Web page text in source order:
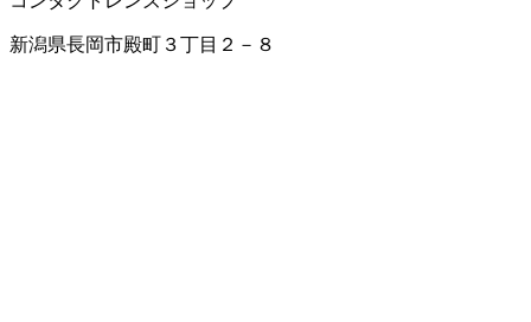
新潟県長岡市殿町３丁目２－８